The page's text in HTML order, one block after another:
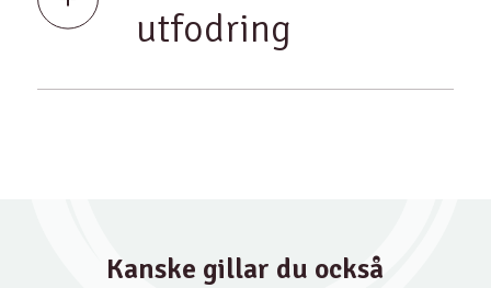
utfodring
Kanske gillar du också